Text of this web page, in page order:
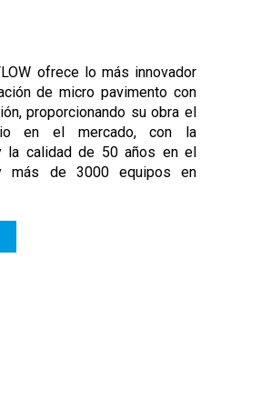
ofrece lo más innovador
de micro pavimento con
proporcionando su obra el
en el mercado, con la
la calidad de 50 años en el
más de 3000 equipos en